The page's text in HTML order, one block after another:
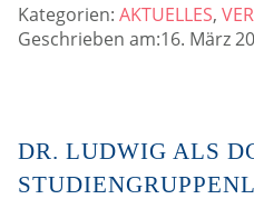
Kategorien: AKTUELLES,
Geschrieben am:16. März
DR. LUDWIG ALS